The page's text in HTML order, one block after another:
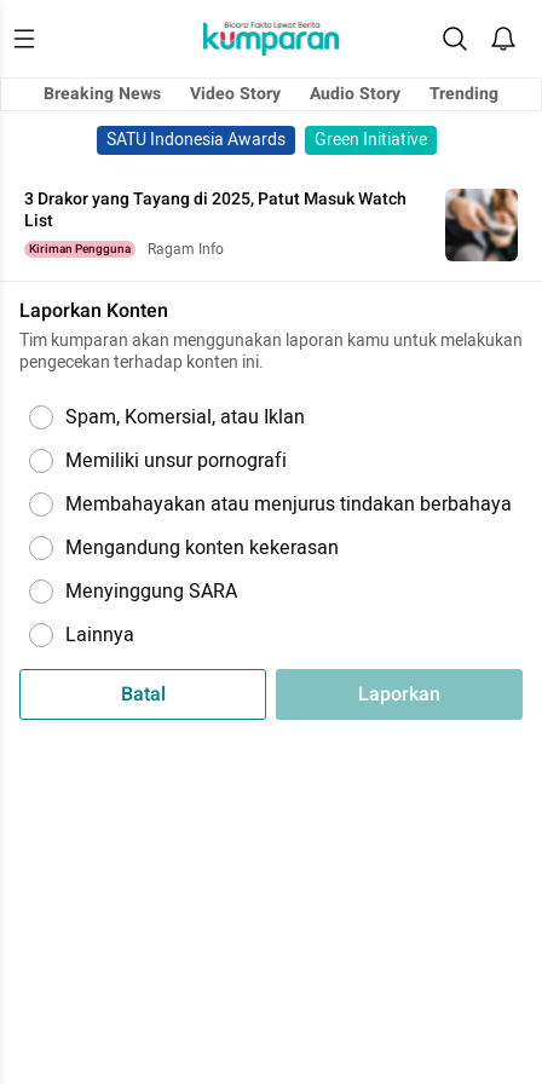
Breaking News Video Story Audio Story
Trending
SATU Indonesia Awards
Green Initiative
3 Drakor yang Tayang di 2025, Patut Masuk Watch
List
Kiriman Pengguna Ragam Info
Laporkan Konten
Tim kumparan akan menggunakan laporan kamu untuk melakukan
pengecekan terhadap konten ini.
Spam, Komersial, atau Iklan
Memiliki unsur pornografi
Membahayakan atau menjurus tindakan berbahaya
Mengandung konten kekerasan
Menyinggung SARA
Lainnya
Batal Laporkan